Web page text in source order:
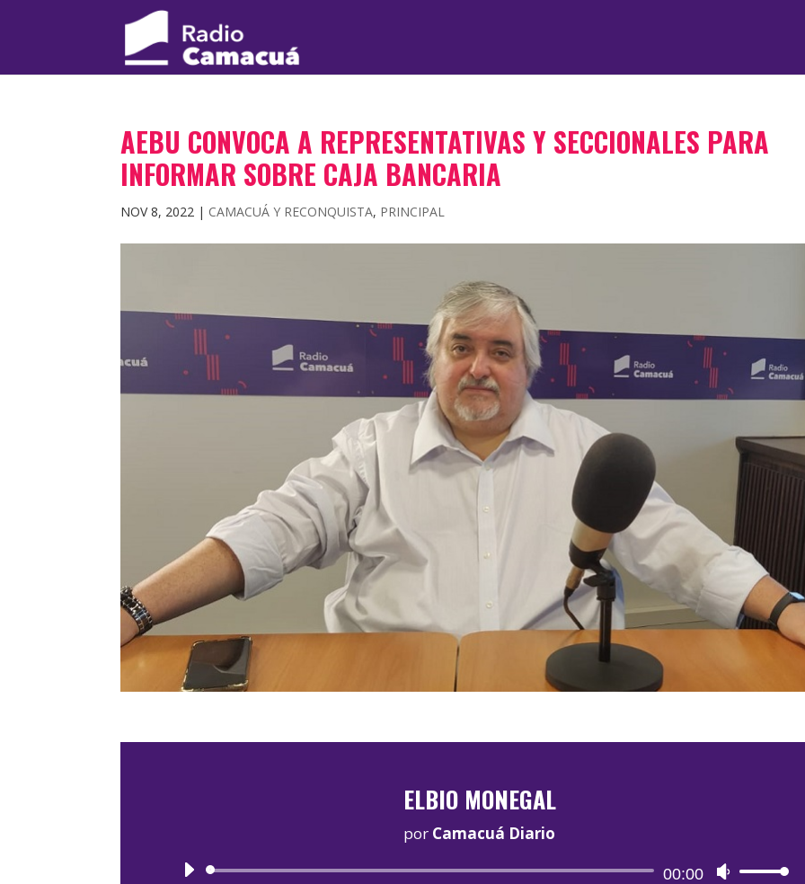
AEBU CONVOCA A REPRESENTATIVAS Y SECCIONALES PARA
INFORMAR SOBRE CAJA BANCARIA
NOV 8, 2022 | CAMACUÁ Y RECONQUISTA, PRINCIPAL
ELBIO MONEGAL
por Camacuá Diario
Reproductor
00:00
Utiliza